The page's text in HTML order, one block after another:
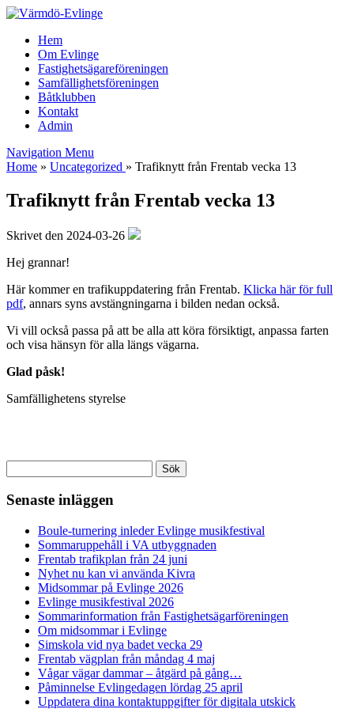
Hem
Om Evlinge
Fastighetsägareföreningen
Samfällighetsföreningen
Båtklubben
Kontakt
Admin
Navigation Menu
Home » Uncategorized » Trafiknytt från Frentab vecka 13
Trafiknytt från Frentab vecka 13
Skrivet den 2024-03-26
Hej grannar!
Här kommer en trafikuppdatering från Frentab. Klicka här för full
pdf, annars syns avstängningarna i bilden nedan också.
Vi vill också passa på att be alla att köra försiktigt, anpassa farten
och visa hänsyn för alla längs vägarna.
Glad påsk!
Samfällighetens styrelse
efter:
Senaste inläggen
Boule-turnering inleder Evlinge musikfestival
Sommaruppehåll i VA utbyggnaden
Frentab trafikplan från 24 juni
Nyhet nu kan vi använda Kivra
Midsommar på Evlinge 2026
Evlinge musikfestival 2026
Sommarinformation från Fastighetsägarföreningen
Om midsommar i Evlinge
Simskola vid nya badet vecka 29
Frentab vägplan från måndag 4 maj
Vågar vägar dammar – åtgärd på gång…
Påminnelse Evlingedagen lördag 25 april
Uppdatera dina kontaktuppgifter för digitala utskick